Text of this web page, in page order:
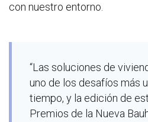
con nuestro entorno.
“Las soluciones de
uno de los desafíos más
tiempo, y la edición de
Premios de la Nueva